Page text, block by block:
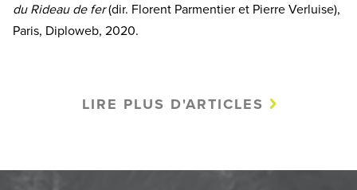
du Rideau de fer(dir. Florent Parmentier et Pierre Verluise),
Paris, Diploweb, 2020.
LIRE PLUS D'ARTICLES